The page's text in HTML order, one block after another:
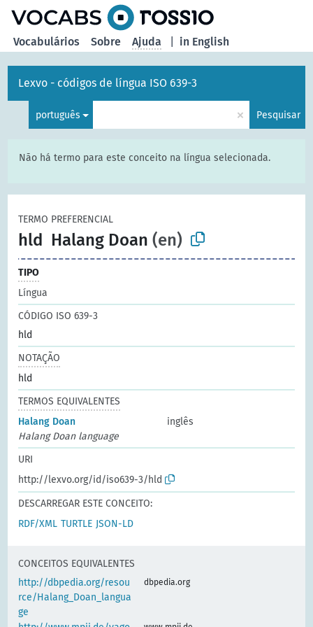
in English
Vocabulários Sobre Ajuda
Lexvo - códigos de língua ISO 639-3
português × Pesquisar
Não há termo para este conceito na língua selecionada.
TERMO PREFERENCIAL
hld Halang Doan (en)
TIPO
Língua
CÓDIGO ISO 639-3
hld
NOTAÇÃO
hld
TERMOS EQUIVALENTES
Halang Doan
inglês
Halang Doan language
URI
http://lexvo.org/id/iso639-3/hld
DESCARREGAR ESTE CONCEITO:
RDF/XML TURTLE JSON-LD
CONCEITOS EQUIVALENTES
http://dbpedia.org/resou
rce/Halang_Doan_langua
ge
dbpedia.org